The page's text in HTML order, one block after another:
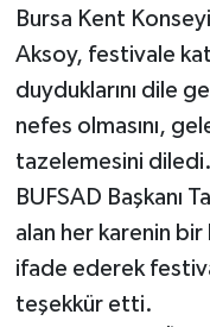
Bursa Kent
Aksoy, festivale
duyduklarını dile
nefes olmasını,
tazelemesini diledi.
BUFSAD Başkanı
alan her karenin bir
ifade ederek
teşekkür etti.